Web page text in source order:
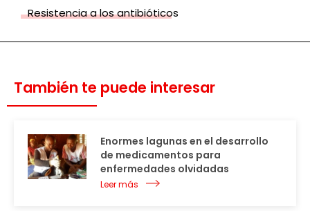
Resistencia a los antibióticos
También te puede interesar
Enormes lagunas en el desarrollo
de medicamentos para
enfermedades olvidadas
Leer más